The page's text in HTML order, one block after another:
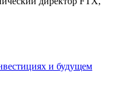
и будущем